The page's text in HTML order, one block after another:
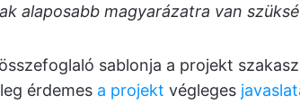
alaposabb magyarázatra van
sablonja a projekt
érdemes a projekt végleges